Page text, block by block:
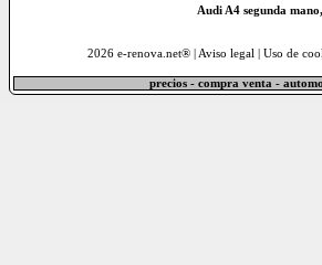
Audi A4 segunda
2026 e-renova.net® | Aviso legal Uso de
precios - compra venta -